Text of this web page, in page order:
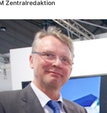
Zentralredaktion